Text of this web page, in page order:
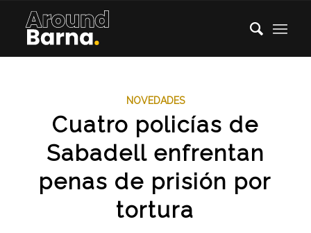
NOVEDADES
Cuatro policías de
Sabadell enfrentan
penas de prisión por
tortura